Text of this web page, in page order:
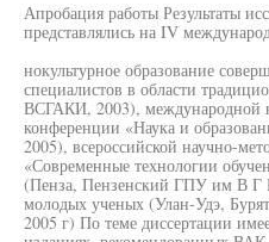
Апробация работы Результаты
представлялись на IV
нокультурное образование
специалистов в области
ВСГАКИ, 2003), международной
конференции «Наука и
2005), всероссийской научно-
«Современные технологии
(Пенза, Пензенский ГПУ им В Г
молодых ученых (Улан-Удэ,
2005 г) По теме диссертации